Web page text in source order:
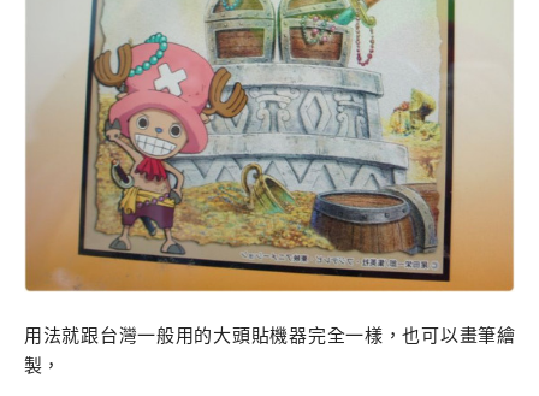
用法就跟台灣一般用的大頭貼機器完全一樣，也可以畫筆繪
製，